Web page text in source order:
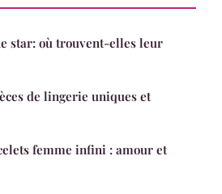
star: où trouvent-elles leur
de lingerie uniques et
femme infini : amour et